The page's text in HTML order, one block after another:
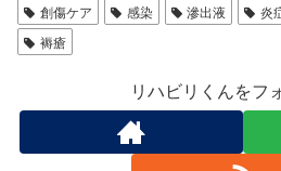
創傷ケア
感染 滲出液 炎
褥瘡
リハビリくんをフ